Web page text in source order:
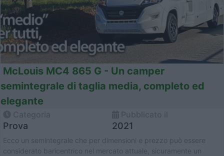
McLouis MC4 865 G - Un camper
semintegrale di taglia media, completo ed
elegante
Prova 2021
Ecco un semintegrale che per dimensioni e prezzo può essere
considerato baricentrico nel mercato attuale, sicuramente un